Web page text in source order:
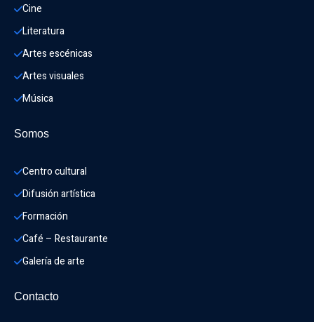
Cine
Literatura
Artes escénicas
Artes visuales
Música
Somos
Centro cultural
Difusión artística
Formación
Café – Restaurante
Galería de arte
Contacto